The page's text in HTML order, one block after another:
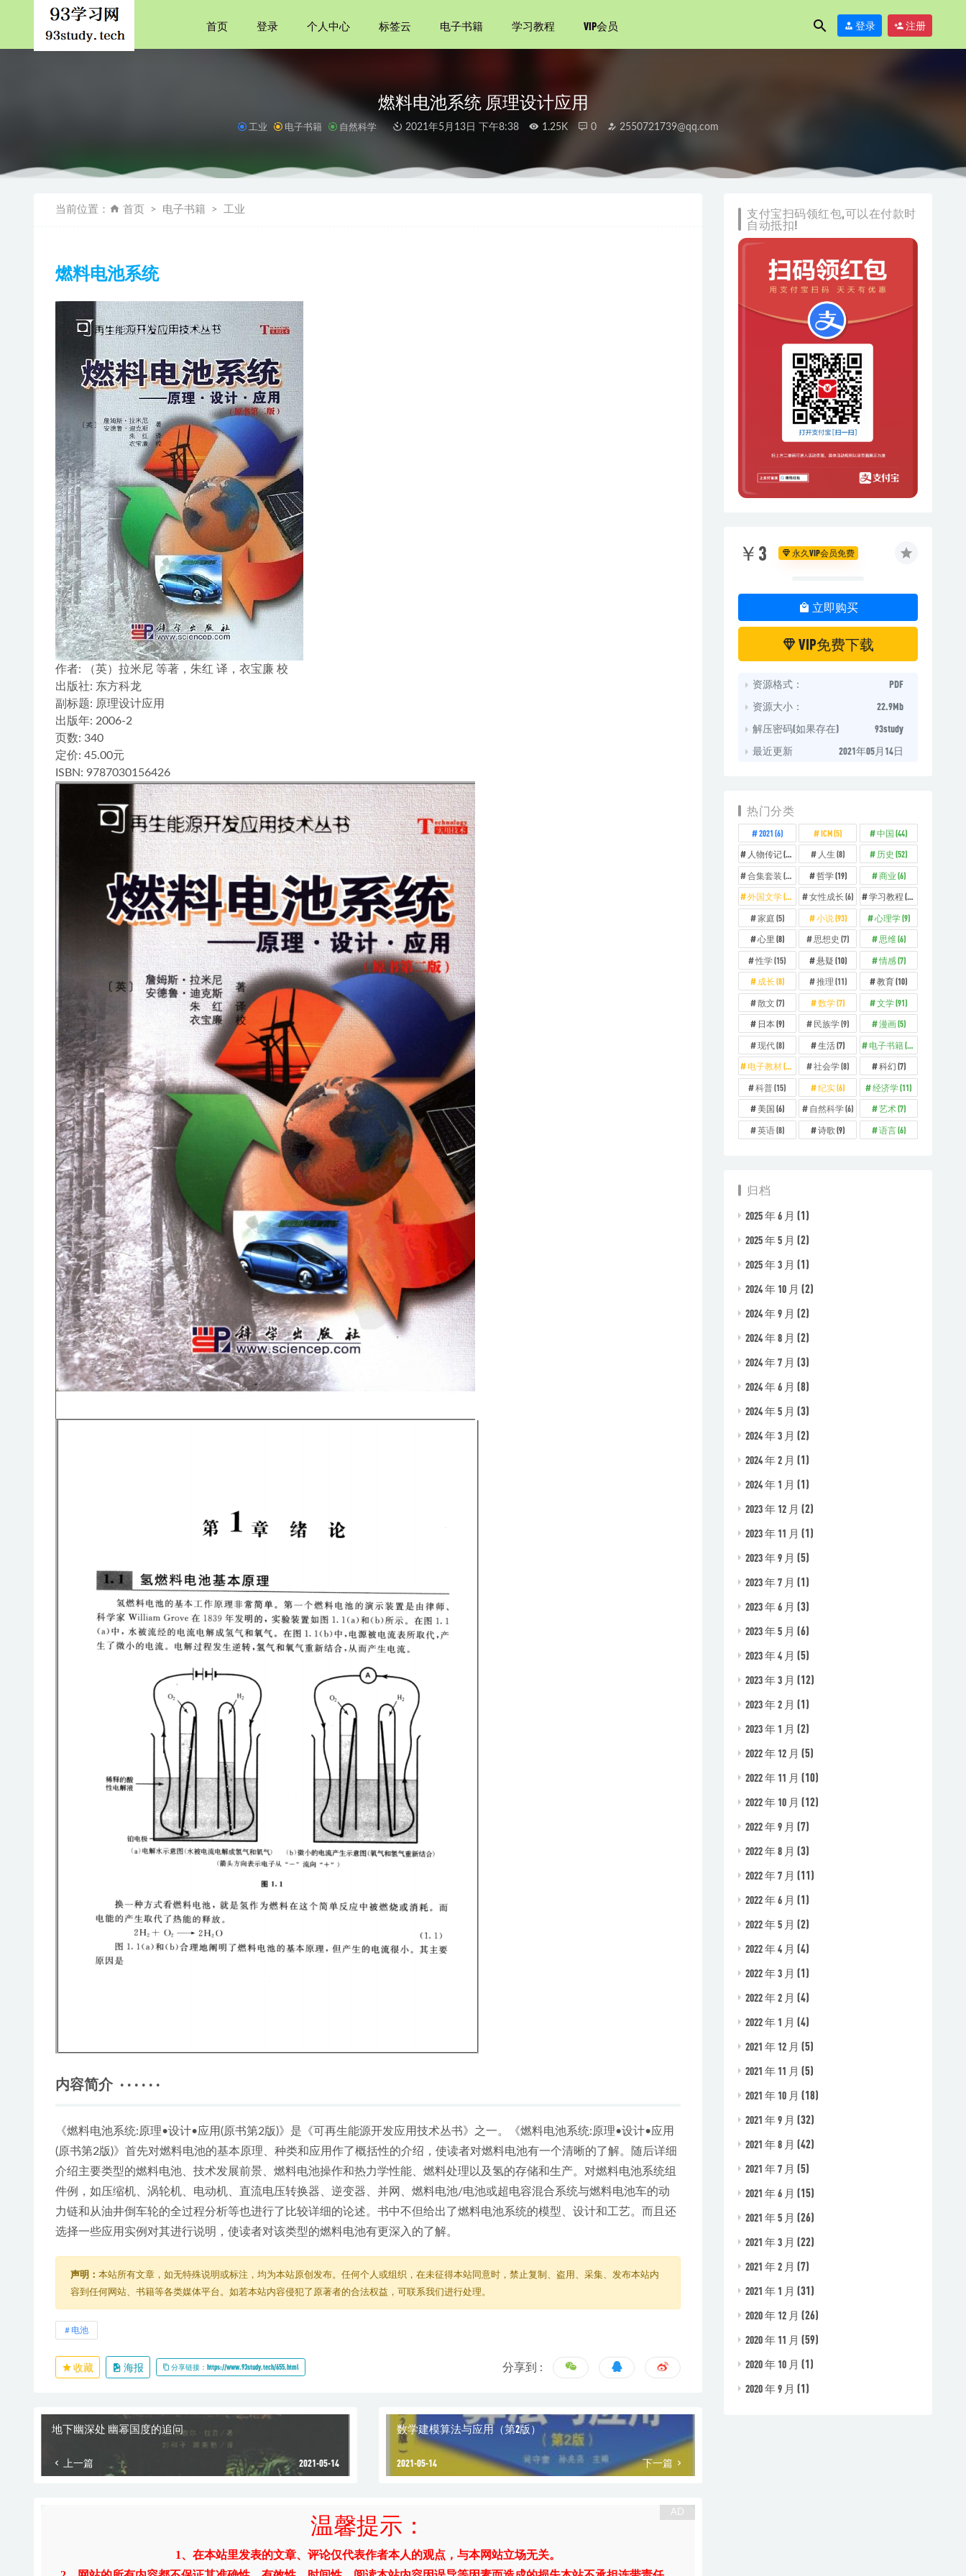
首页 登录 个人中心 标签云 电子书籍 学习教程 VIP会员 登录 注册
燃料电池系统 原理设计应用
工业 电子书籍 自然科学 2021年5月13日 下午8:38 1.25K 0 2550721739@qq.com
当前位置： 首页 电子书籍 工业
燃料电池系统
作者: （英）拉米尼 等著，朱红 译，衣宝廉 校
出版社: 东方科龙
副标题: 原理设计应用
出版年: 2006-2
页数: 340
定价: 45.00元
ISBN: 9787030156426
内容简介 · · · · · ·
《燃料电池系统:原理•设计•应用(原书第2版)》是《可再生能源开发应用技术丛书》之一。《燃料电池系统:原理•设计•应用
(原书第2版)》首先对燃料电池的基本原理、种类和应用作了概括性的介绍，使读者对燃料电池有一个清晰的了解。随后详细
介绍主要类型的燃料电池、技术发展前景、燃料电池操作和热力学性能、燃料处理以及氢的存储和生产。对燃料电池系统组
件例，如压缩机、涡轮机、电动机、直流电压转换器、逆变器、并网、燃料电池/电池或超电容混合系统与燃料电池车的动
力链和从油井倒车轮的全过程分析等也进行了比较详细的论述。书中不但给出了燃料电池系统的模型、设计和工艺。而且还
选择一些应用实例对其进行说明，使读者对该类型的燃料电池有更深入的了解。
声明： 本站所有文章，如无特殊说明或标注，均为本站原创发布。任何个人或组织，在未征得本站同意时，禁止复制、盗用、采集、发布本站内
容到任何网站、书籍等各类媒体平台。如若本站内容侵犯了原著者的合法权益，可联系我们进行处理。
电池
收藏 海报 分享链接：https://www.93study.tech/655.html 分享到 :
地下幽深处 幽幂国度的追问
上一篇 2021-05-14
数学建模算法与应用（第2版）
2021-05-14 下一篇
温馨提示：
1、在本站里发表的文章、评论仅代表作者本人的观点，与本网站立场无关。
支付宝扫码领红包,可以在付款时
自动抵扣!
￥3 永久VIP会员免费
立即购买
VIP免费下载
资源格式：
PDF
资源大小：
22.9Mb
解压密码(如果存在)
93study
最近更新
2021年05月14日
热门分类
2021 (6) ICM(5) 中国 (44)
人物传记(14) 人生 (8) 历史 (52)
合集套装 (11) 哲学(19) 商业 (6)
外国文学(26) 女性成长 (6) 学习教程 (12)
家庭 (5) 小说(93) 心理学(9)
心里 (8) 思想史 (7) 思维(6)
性学(15) 悬疑 (10) 情感(7)
成长 (8) 推理 (11) 教育(10)
散文 (7) 数学(7) 文学(91)
日本(9) 民族学(9) 漫画(5)
现代(8) 生活(7) 电子书籍(329)
电子教材(73) 社会学(8) 科幻 (7)
科普(15) 纪实(6) 经济学(11)
美国 (6) 自然科学(6) 艺术(7)
英语(8) 诗歌 (9) 语言(6)
归档
2025 年 6 月 (1)
2025 年 5 月 (2)
2025 年 3 月 (1)
2024 年 10 月 (2)
2024 年 9 月 (2)
2024 年 8 月 (2)
2024 年 7 月 (3)
2024 年 6 月 (8)
2024 年 5 月 (3)
2024 年 3 月 (2)
2024 年 2 月 (1)
2024 年 1 月 (1)
2023 年 12 月 (2)
2023 年 11 月 (1)
2023 年 9 月 (5)
2023 年 7 月 (1)
2023 年 6 月 (3)
2023 年 5 月 (6)
2023 年 4 月 (5)
2023 年 3 月 (12)
2023 年 2 月 (1)
2023 年 1 月 (2)
2022 年 12 月 (5)
2022 年 11 月 (10)
2022 年 10 月 (12)
2022 年 9 月 (7)
2022 年 8 月 (3)
2022 年 7 月 (11)
2022 年 6 月 (1)
2022 年 5 月 (2)
2022 年 4 月 (4)
2022 年 3 月 (1)
2022 年 2 月 (4)
2022 年 1 月 (4)
2021 年 12 月 (5)
2021 年 11 月 (5)
2021 年 10 月 (18)
2021 年 9 月 (32)
2021 年 8 月 (42)
2021 年 7 月 (5)
2021 年 6 月 (15)
2021 年 5 月 (26)
2021 年 3 月 (22)
2021 年 2 月 (7)
2021 年 1 月 (31)
2020 年 12 月 (26)
2020 年 11 月 (59)
2020 年 10 月 (1)
2020 年 9 月 (1)
汪曾祺的写作课 2021-02-01